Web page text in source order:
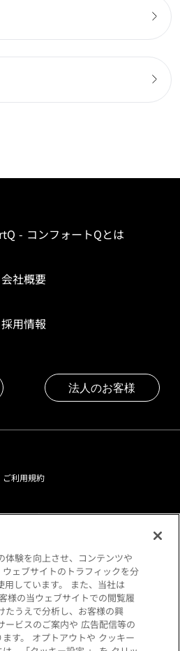
- コンフォートQとは
会社概要
採用情報
法人のお客様
ご利用規約
バシーポリシー
キーポリシー
環境について
イトマップ
体験を向上させ、コンテンツや
ェブサイトのトラフィックを分
しています。 また、当社は
様の当ウェブサイトでの閲覧履
たうえで分析し、お客様の興
ービスのご案内や 広告配信等の
す。 オプトアウトや クッキー